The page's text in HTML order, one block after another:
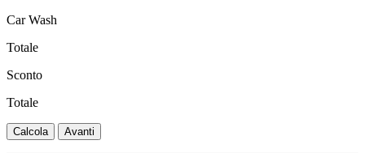
Car Wash
Totale
Sconto
Totale